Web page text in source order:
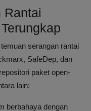
Rantai
serangan rantai
SafeDep, dan
paket open-
lain:
berbahaya dengan